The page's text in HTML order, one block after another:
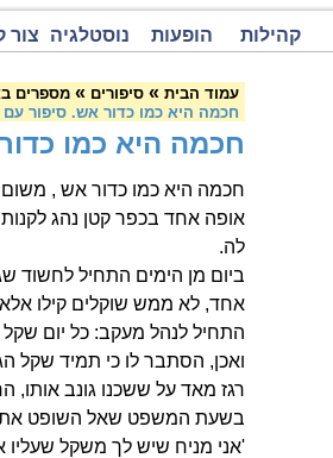
קהילות הופעות נוסטלגיה צור
עמוד הבית »סיפורים »מספרים
חכמה היא כמו כדור אש. סיפור עם
חכמה היא כמו
חכמה היא כמו כדור אש , משום
אופה אחד בכפר קטן נהג
לה.
ביום מן הימים התחיל לחשוד
אחד, לא ממש שוקלים קילו
התחיל לנהל מעקב: כל יום
ואכן, הסתבר לו כי תמיד שקל
רגז מאד על ששכנו גונב אותו,
בשעת המשפט שאל השופט את
'אני מניח שיש לך משקל